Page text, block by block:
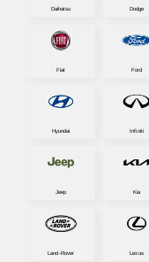
Daihatsu Dodge
Fiat Ford
Hyundai Infiniti
Jeep Kia
Land-Rover Lexus